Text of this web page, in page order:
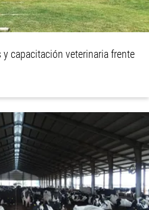
y capacitación veterinaria frente